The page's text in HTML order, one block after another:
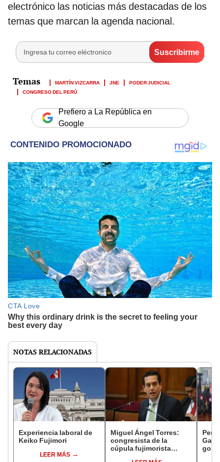
electrónico las noticias más destacadas de los
temas que marcan la agenda nacional.
MARTÍN VIZCARRA JNE
PODER JUDICIAL
CONGRESO DEL PERÚ
Prefiero a La República en
Google
NOTAS RELACIONADAS
Experiencia laboral de
Keiko Fujimori
LEER MÁS
Miguel Ángel Torres:
congresista de la
cúpula fujimorista